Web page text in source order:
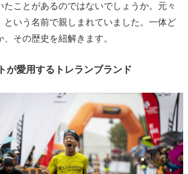
たことがあるのではないでしょうか。元々
という名前で親しまれていました。一体ど
その歴史を紐解きます。
が愛用するトレランブランド